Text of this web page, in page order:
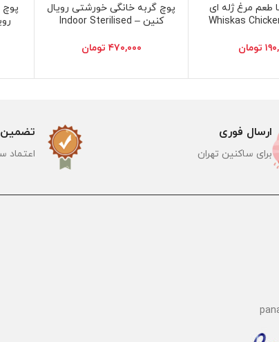
هاطعم مرغ ژله ای
تومان
افزودن به سبد خرید
پوچ گربه خانگی خورشتی رویال
کنین – Indoor Sterilised
۴۷۰,۰۰۰ تومان
پوچ
تضمین
اعتماد
ارسال فوری
برای ساکنین تهران